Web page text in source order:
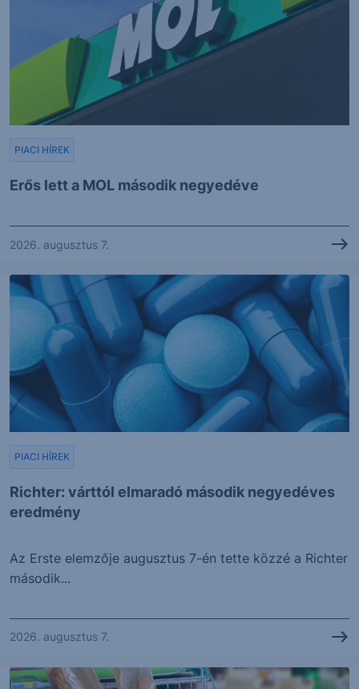
Erős lett a MOL második negyedéve
PIACI HÍREK
2026. augusztus 7.
Richter: várttól elmaradó második negyedéves
eredmény
PIACI HÍREK
Az Erste elemzője augusztus 7-én tette közzé a Richter
második...
2026. augusztus 7.